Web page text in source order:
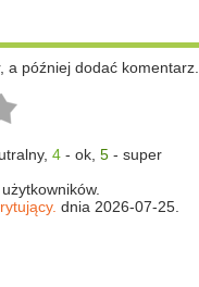
a później dodać komentarz.
, 4- ok, 5- super
użytkowników.
dnia 2026-07-25.